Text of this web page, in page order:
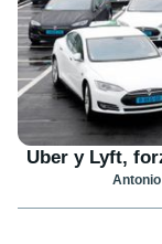
Uber y Lyft,